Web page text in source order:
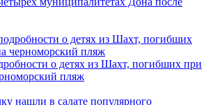
о детях из Шахт, погибших при
пляж